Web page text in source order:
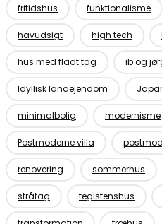
fritidshus funktionalisme
havudsigt high tech
hus med fladt tag ib og
Idyllisk landejendom
minimalbolig modernisme
Postmoderne villa
renovering sommerhus
stråtag teglstenshus